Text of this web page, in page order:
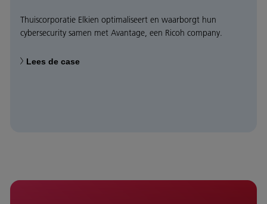
Thuiscorporatie Elkien optimaliseert en waarborgt hun
cybersecurity samen met Avantage, een Ricoh company.
Lees de case